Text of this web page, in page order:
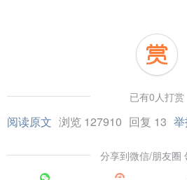
已有0人打赏
阅读原文 浏览 127910 回复 13
分享到微信/朋友圈